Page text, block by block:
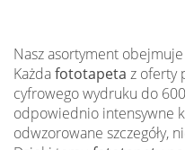
Nasz asortyment
Każdafototapeta z oferty
cyfrowego wydruku do
odpowiednio intensywne
odwzorowane szczegóły,